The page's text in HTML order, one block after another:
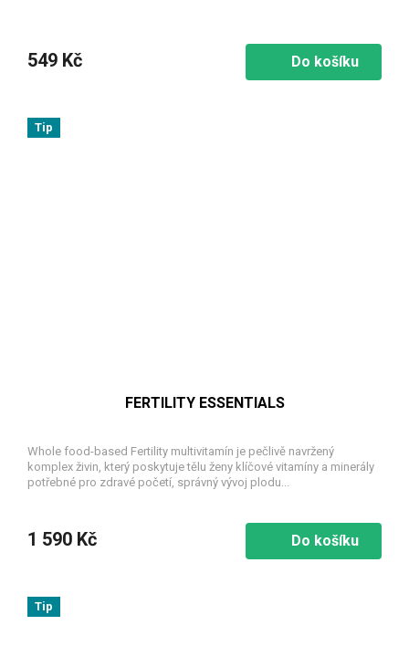
549 Kč Do košíku
Tip
FERTILITY ESSENTIALS
Whole food-based Fertility multivitamín je pečlivě navržený
komplex živin, který poskytuje tělu ženy klíčové vitamíny a minerály
potřebné pro zdravé početí, správný vývoj plodu...
1 590 Kč Do košíku
Tip